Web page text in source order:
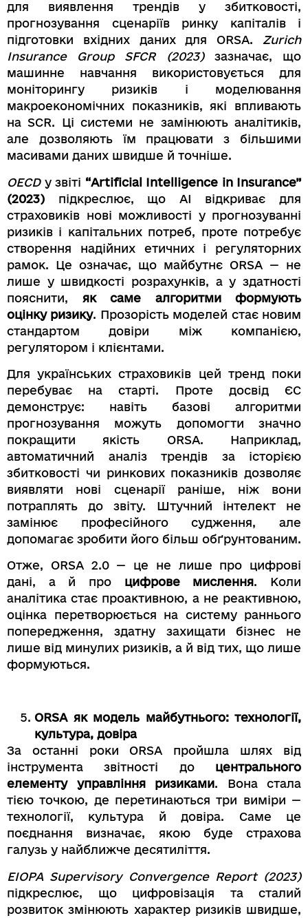
для виявлення трендів у збитковості,
прогнозування сценаріїв ринку капіталів і
підготовки вхідних даних для ORSA. Zurich
Insurance Group SFCR (2023)зазначає, що
машинне навчання використовується для
моніторингу ризиків і моделювання
макроекономічних показників, які впливають
на SCR. Ці системи не замінюють аналітиків,
але дозволяють їм працювати з більшими
масивами даних швидше й точніше.
OECDу звіті “Artificial Intelligence in Insurance”
(2023) підкреслює, що AI відкриває для
страховиків нові можливості у прогнозуванні
ризиків і капітальних потреб, проте потребує
створення надійних етичних і регуляторних
рамок. Це означає, що майбутнє ORSA — не
лише у швидкості розрахунків, а у здатності
пояснити, як саме алгоритми формують
оцінку ризику. Прозорість моделей стає новим
стандартом довіри між компанією,
регулятором і клієнтами.
Для українських страховиків цей тренд поки
перебуває на старті. Проте досвід ЄС
демонструє: навіть базові алгоритми
прогнозування можуть допомогти значно
покращити якість ORSA. Наприклад,
автоматичний аналіз трендів за історією
збитковості чи ринкових показників дозволяє
виявляти нові сценарії раніше, ніж вони
потраплять до звіту. Штучний інтелект не
замінює професійного судження, але
допомагає зробити його більш обґрунтованим.
Отже, ORSA 2.0 — це не лише про цифрові
дані, а й про цифрове мислення. Коли
аналітика стає проактивною, а не реактивною,
оцінка перетворюється на систему раннього
попередження, здатну захищати бізнес не
лише від минулих ризиків, а й від тих, що лише
формуються.
ORSA як модель майбутнього: технології,
культура, довіра
За останні роки ORSA пройшла шлях від
інструмента звітності до центрального
елементу управління ризиками. Вона стала
тією точкою, де перетинаються три виміри —
технології, культура й довіра. Саме це
поєднання визначає, якою буде страхова
галузь у найближче десятиліття.
EIOPA Supervisory Convergence Report (2023)
підкреслює, що цифровізація та сталий
розвиток змінюють характер ризиків швидше,